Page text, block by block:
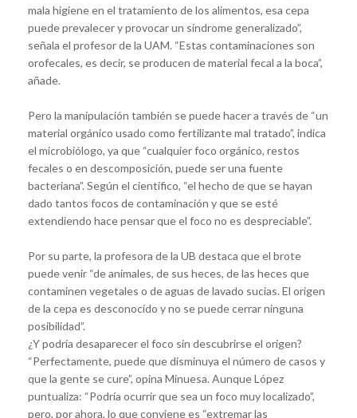
mala higiene en el tratamiento de los alimentos, esa cepa
puede prevalecer y provocar un síndrome generalizado”,
señala el profesor de la UAM. “Estas contaminaciones son
orofecales, es decir, se producen de material fecal a la boca”,
añade.
Pero la manipulación también se puede hacer a través de “un
material orgánico usado como fertilizante mal tratado”, indica
el microbiólogo, ya que “cualquier foco orgánico, restos
fecales o en descomposición, puede ser una fuente
bacteriana”. Según el científico, “el hecho de que se hayan
dado tantos focos de contaminación y que se esté
extendiendo hace pensar que el foco no es despreciable”.
Por su parte, la profesora de la UB destaca que el brote
puede venir “de animales, de sus heces, de las heces que
contaminen vegetales o de aguas de lavado sucias. El origen
de la cepa es desconocido y no se puede cerrar ninguna
posibilidad”.
¿Y podría desaparecer el foco sin descubrirse el origen?
“Perfectamente, puede que disminuya el número de casos y
que la gente se cure”, opina Minuesa. Aunque López
puntualiza: “Podría ocurrir que sea un foco muy localizado”,
pero, por ahora, lo que conviene es “extremar las